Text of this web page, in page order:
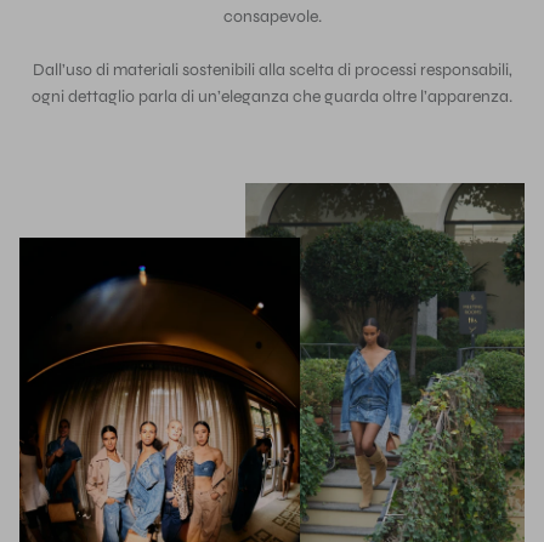
consapevole.
Dall’uso di materiali sostenibili alla scelta di processi responsabili,
ogni dettaglio parla di un’eleganza che guarda oltre l’apparenza.